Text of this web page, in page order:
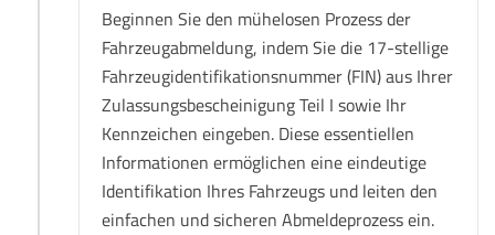
Beginnen Sie den mühelosen Prozess der
Fahrzeugabmeldung, indem Sie die 17-stellige
Fahrzeugidentifikationsnummer (FIN) aus Ihrer
Zulassungsbescheinigung Teil I sowie Ihr
Kennzeichen eingeben. Diese essentiellen
Informationen ermöglichen eine eindeutige
Identifikation Ihres Fahrzeugs und leiten den
einfachen und sicheren Abmeldeprozess ein.